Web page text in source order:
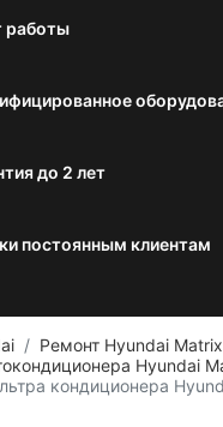
работы
до 2 лет
постоянным клиентам
Ремонт Hyundai Matrix
Hyundai
кондиционера